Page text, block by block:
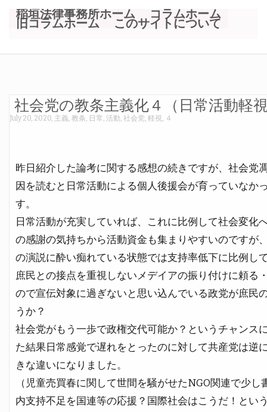
稲垣法律事務所ホーム コラムホーム
旧コラムホーム このサイトについて
社会党の教条主義化４（日常活動軽
July 20, 2020, 主義, 教条, 日常 , 活動, 社会党, 軽視, ４
昨日紹介した論考に関する感想の続きですが、社会党
因を読むと日常活動による個人後援会が育っていなか
す。
日常活動が充実していれば、これに比例して社会変化
の感謝の気持ちから活動資金も集まりやすいのですが
の演説に酔い痴れている状態では支持率低下に比例し
庶民との接点を重視しないメデイアの振り付けに頼る
ので宣伝対象に過ぎないと思い込んでいる政党が庶民
うか？
社会党がもう一歩で政権交代可能か？というチャンス
た結果日常感覚で遅れをとったのに対して共産党は逆
きな違いになりました。
（児童売買春に関して世間を騒がせたNGO関連で少
内支持不足を国連等の応援？国際社会はこうだ！とい